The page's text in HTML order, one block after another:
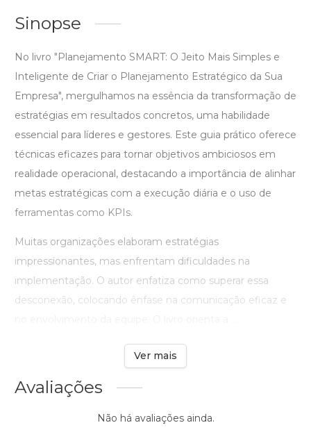
Sinopse
No livro "Planejamento SMART: O Jeito Mais Simples e
Inteligente de Criar o Planejamento Estratégico da Sua
Empresa", mergulhamos na essência da transformação de
estratégias em resultados concretos, uma habilidade
essencial para líderes e gestores. Este guia prático oferece
técnicas eficazes para tornar objetivos ambiciosos em
realidade operacional, destacando a importância de alinhar
metas estratégicas com a execução diária e o uso de
ferramentas como KPIs.
Muitas organizações elaboram estratégias
impressionantes, mas enfrentam dificuldades na
implementação. O autor enfatiza como superar essa
desconexão, colocando ênfase na comunicação eficaz e
Ver mais
Avaliações
Não há avaliações ainda.